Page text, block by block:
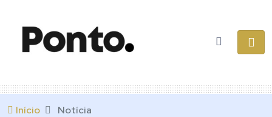
Início Notícia